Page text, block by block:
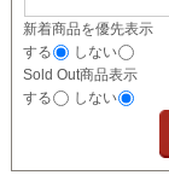
新着商品を優先表示
する
しない
Sold Out商品表示
する
しない